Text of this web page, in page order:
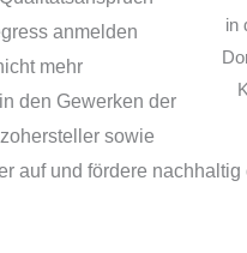
in
anmelden
mehr
den Gewerken der
sowie
auf und fördere